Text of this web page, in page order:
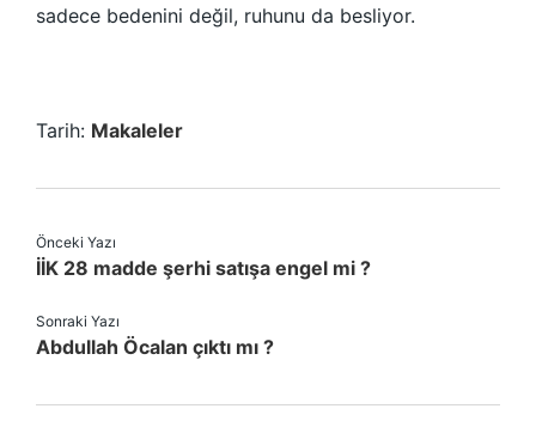
sadece bedenini değil, ruhunu da besliyor.
Tarih: Makaleler
Önceki Yazı
İİK 28 madde şerhi satışa engel mi ?
Sonraki Yazı
Abdullah Öcalan çıktı mı ?